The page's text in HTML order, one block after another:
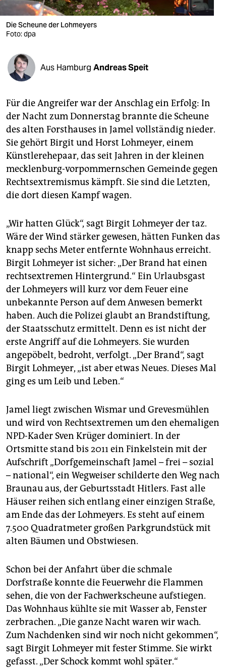
verlag
veranstaltungen
shop
fragen & hilfe
unterstützen
abo
genossenschaft
epaper login
Die Scheune der Lohmeyers
Foto: dpa
Aus Hamburg Andreas Speit
Für die Angreifer war der Anschlag ein Erfolg: In
der Nacht zum Donnerstag brannte die Scheune
des alten Forsthauses in Jamel vollständig nieder.
Sie gehört Birgit und Horst Lohmeyer, einem
Künstlerehepaar, das seit Jahren in der kleinen
mecklenburg-vorpommernschen Gemeinde gegen
Rechtsextremismus kämpft. Sie sind die Letzten,
die dort diesen Kampf wagen.
„Wir hatten Glück“, sagt Birgit Lohmeyer der taz.
Wäre der Wind stärker gewesen, hätten Funken das
knapp sechs Meter entfernte Wohnhaus erreicht.
Birgit Lohmeyer ist sicher: „Der Brand hat einen
rechtsextremen Hintergrund.“ Ein Urlaubsgast
der Lohmeyers will kurz vor dem Feuer eine
unbekannte Person auf dem Anwesen bemerkt
haben. Auch die Polizei glaubt an Brandstiftung,
der Staatsschutz ermittelt. Denn es ist nicht der
erste Angriff auf die Lohmeyers. Sie wurden
angepöbelt, bedroht, verfolgt. „Der Brand“, sagt
Birgit Lohmeyer, „ist aber etwas Neues. Dieses Mal
ging es um Leib und Leben.“
Jamel liegt zwischen Wismar und Grevesmühlen
und wird von Rechtsextremen um den ehemaligen
NPD-Kader Sven Krüger dominiert. In der
Ortsmitte stand bis 2011 ein Finkelstein mit der
Aufschrift „Dorfgemeinschaft Jamel – frei – sozial
– national“, ein Wegweiser schilderte den Weg nach
Braunau aus, der Geburtsstadt Hitlers. Fast alle
Häuser reihen sich entlang einer einzigen Straße,
am Ende das der Lohmeyers. Es steht auf einem
7.500 Quadratmeter großen Parkgrundstück mit
alten Bäumen und Obstwiesen.
Schon bei der Anfahrt über die schmale
Dorfstraße konnte die Feuerwehr die Flammen
sehen, die von der Fachwerkscheune aufstiegen.
Das Wohnhaus kühlte sie mit Wasser ab, Fenster
zerbrachen. „Die ganze Nacht waren wir wach.
Zum Nachdenken sind wir noch nicht gekommen“,
sagt Birgit Lohmeyer mit fester Stimme. Sie wirkt
gefasst. „Der Schock kommt wohl später.“